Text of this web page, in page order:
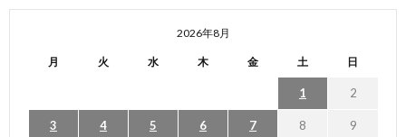
2026年8月
月 火 水 木 金 土 日
1 2
3 4 5 6 7 8 9